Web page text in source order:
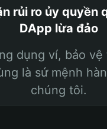
rủi ro ủy quyền
DApp lừa đảo
dụng ví, bảo vệ
là sứ mệnh
chúng tôi.